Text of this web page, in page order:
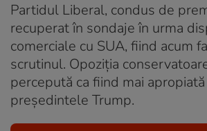
Partidul Liberal, condus de
recuperat în sondaje în urma
comerciale cu SUA, fiind acum
scrutinul. Opoziția
percepută ca fiind mai
președintele Trump.